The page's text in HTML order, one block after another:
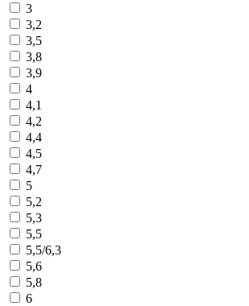
3
3,2
3,5
3,8
3,9
4
4,1
4,2
4,4
4,5
4,7
5
5,2
5,3
5,5
5,5/6,3
5,6
5,8
6